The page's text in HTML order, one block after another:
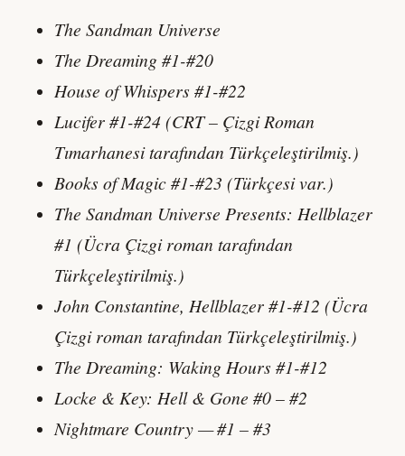
The Sandman Universe
The Dreaming #1-#20
House of Whispers #1-#22
Lucifer #1-#24 (CRT – Çizgi Roman
Tımarhanesi tarafından Türkçeleştirilmiş.)
Books of Magic #1-#23 (Türkçesi var.)
The Sandman Universe Presents: Hellblazer
#1 (Ücra Çizgi roman tarafından
Türkçeleştirilmiş.)
John Constantine, Hellblazer #1-#12 (Ücra
Çizgi roman tarafından Türkçeleştirilmiş.)
The Dreaming: Waking Hours #1-#12
Locke & Key: Hell & Gone #0 – #2
Nightmare Country —#1 – #3